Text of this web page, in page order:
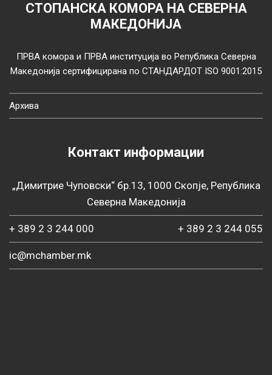
СТОПАНСКА КОМОРА НА СЕВЕРНА
МАКЕДОНИЈА
ПРВА комора и ПРВА институција во Република Северна
Македонија сертифицирана по СТАНДАРДОТ ISO 9001:2015
Архива
Контакт информации
„Димитрие Чуповски“ бр.13, 1000 Скопје, Република
Северна Македонија
+ 389 2 3 244 000 + 389 2 3 244 055
ic@mchamber.mk